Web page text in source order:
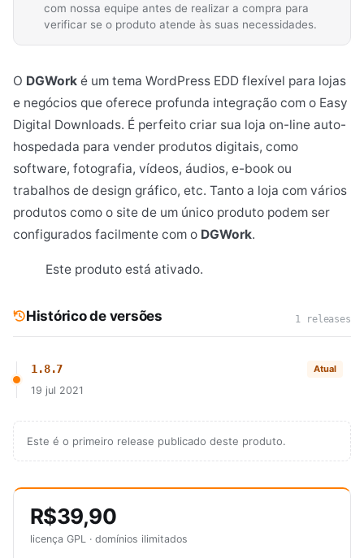
com nossa equipe antes de realizar a compra para
verificar se o produto atende às suas necessidades.
O DGWork é um tema WordPress EDD flexível para lojas
e negócios que oferece profunda integração com o Easy
Digital Downloads. É perfeito criar sua loja on-line auto-
hospedada para vender produtos digitais, como
software, fotografia, vídeos, áudios, e-book ou
trabalhos de design gráfico, etc. Tanto a loja com vários
produtos como o site de um único produto podem ser
configurados facilmente com o DGWork.
Este produto está ativado.
Histórico de versões 1 releases
1.8.7 Atual
19 jul 2021
Este é o primeiro release publicado deste produto.
R$39,90
licença GPL · domínios ilimitados